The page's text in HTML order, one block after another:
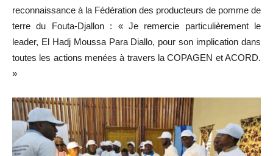
reconnaissance à la Fédération des producteurs de pomme de
terre du Fouta-Djallon : « Je remercie particulièrement le
leader, El Hadj Moussa Para Diallo, pour son implication dans
toutes les actions menées à travers la COPAGEN et ACORD.
»